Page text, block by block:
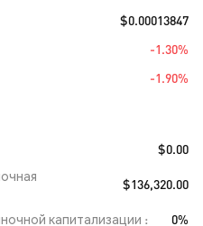
$0.00013847
-1.30%
-1.90%
$0.00
$136,320.00
капитализации
0%